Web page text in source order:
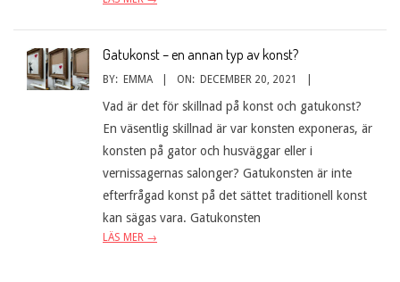
Gatukonst – en annan typ av konst?
BY: EMMA ON: DECEMBER 20, 2021
Vad är det för skillnad på konst och gatukonst?
En väsentlig skillnad är var konsten exponeras, är
konsten på gator och husväggar eller i
vernissagernas salonger? Gatukonsten är inte
efterfrågad konst på det sättet traditionell konst
kan sägas vara. Gatukonsten
LÄS MER →